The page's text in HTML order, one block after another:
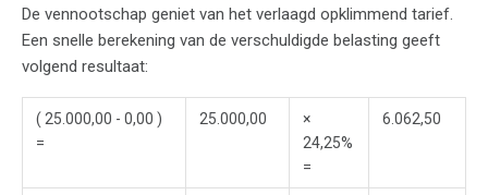
De vennootschap geniet van het verlaagd opklimmend tarief.
Een snelle berekening van de verschuldigde belasting geeft
volgend resultaat:
( 25.000,00 - 0,00 )
=
25.000,00
×
24,25%
=
6.062,50